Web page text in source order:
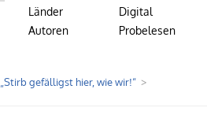
Länder
Autoren
Digital
Probelesen
„Stirb gefälligst hier, wie wir!“